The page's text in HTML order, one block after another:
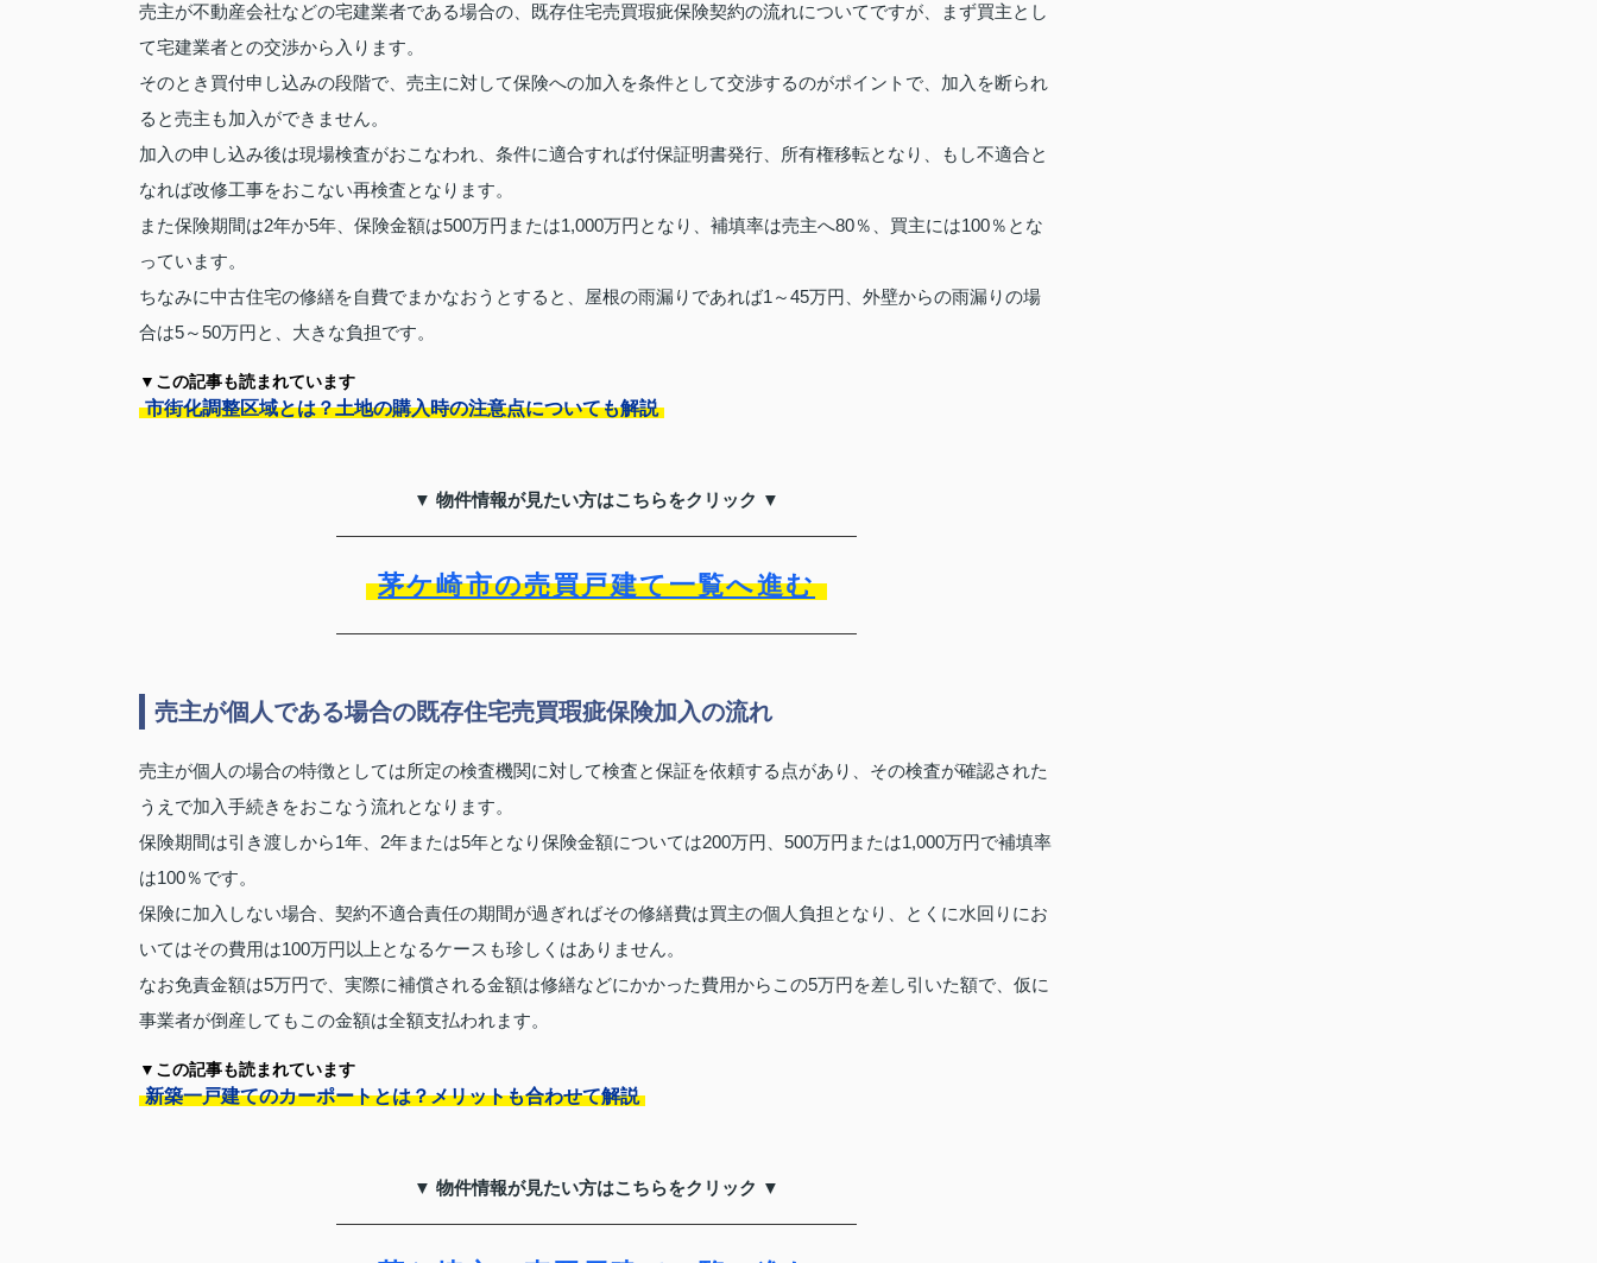
売主が不動産会社などの宅建業者である場合の、既存住宅売買瑕疵保険契約の流れについてですが、まず買主とし
て宅建業者との交渉から入ります。
そのとき買付申し込みの段階で、売主に対して保険への加入を条件として交渉するのがポイントで、加入を断られ
ると売主も加入ができません。
加入の申し込み後は現場検査がおこなわれ、条件に適合すれば付保証明書発行、所有権移転となり、もし不適合と
なれば改修工事をおこない再検査となります。
また保険期間は2年か5年、保険金額は500万円または1,000万円となり、補填率は売主へ80％、買主には100％とな
っています。
ちなみに中古住宅の修繕を自費でまかなおうとすると、屋根の雨漏りであれば1～45万円、外壁からの雨漏りの場
合は5～50万円と、大きな負担です。
▼この記事も読まれています
市街化調整区域とは？土地の購入時の注意点についても解説
▼ 物件情報が見たい方はこちらをクリック ▼
茅ケ崎市の売買戸建て一覧へ進む
売主が個人である場合の既存住宅売買瑕疵保険加入の流れ
売主が個人の場合の特徴としては所定の検査機関に対して検査と保証を依頼する点があり、その検査が確認された
うえで加入手続きをおこなう流れとなります。
保険期間は引き渡しから1年、2年または5年となり保険金額については200万円、500万円または1,000万円で補填率
は100％です。
保険に加入しない場合、契約不適合責任の期間が過ぎればその修繕費は買主の個人負担となり、とくに水回りにお
いてはその費用は100万円以上となるケースも珍しくはありません。
なお免責金額は5万円で、実際に補償される金額は修繕などにかかった費用からこの5万円を差し引いた額で、仮に
事業者が倒産してもこの金額は全額支払われます。
▼この記事も読まれています
新築一戸建てのカーポートとは？メリットも合わせて解説
▼ 物件情報が見たい方はこちらをクリック ▼